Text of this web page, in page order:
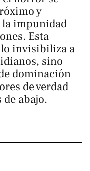
y
impunidad
Esta
invisibiliza a
sino
dominación
de verdad
abajo.